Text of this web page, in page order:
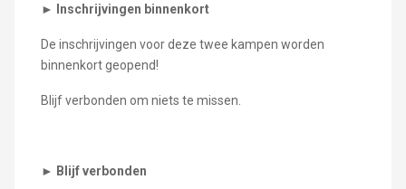
► Inschrijvingen binnenkort
De inschrijvingen voor deze twee kampen worden
binnenkort geopend!
Blijf verbonden om niets te missen.
► Blijf verbonden